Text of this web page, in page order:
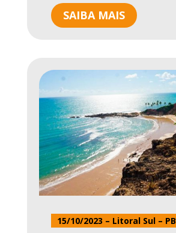
SAIBA MAIS
15/10/2023 – Litoral Sul – PB